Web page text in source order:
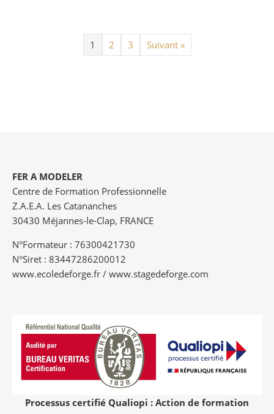
1 2 3 Suivant »
FER A MODELER
Centre de Formation Professionnelle
Z.A.E.A. Les Catananches
30430 Méjannes-le-Clap, FRANCE
N°Formateur : 76300421730
N°Siret : 83447286200012
www.ecoledeforge.fr / www.stagedeforge.com
Processus certifié Qualiopi : Action de formation